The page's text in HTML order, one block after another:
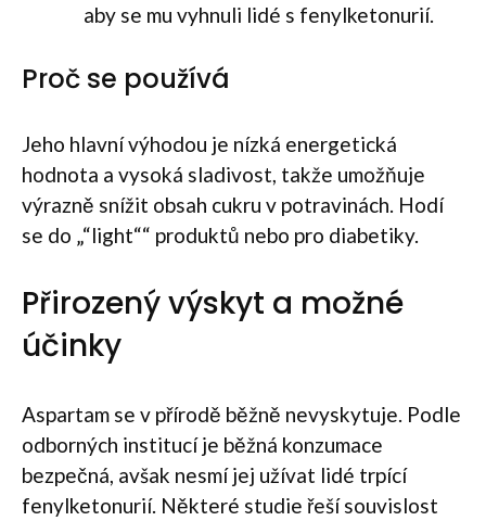
aby se mu vyhnuli lidé s fenylketonurií.
Proč se používá
Jeho hlavní výhodou je nízká energetická
hodnota a vysoká sladivost, takže umožňuje
výrazně snížit obsah cukru v potravinách. Hodí
se do „“light““ produktů nebo pro diabetiky.
Přirozený výskyt a možné
účinky
Aspartam se v přírodě běžně nevyskytuje. Podle
odborných institucí je běžná konzumace
bezpečná, avšak nesmí jej užívat lidé trpící
fenylketonurií. Některé studie řeší souvislost